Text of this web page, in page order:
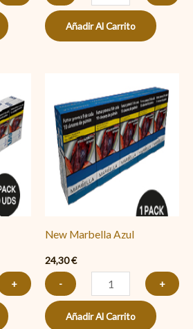
Añadir Al Carrito
+
New Marbella Azul
24,30€
-
Marbella
Azul
cantidad
+
Añadir Al Carrito